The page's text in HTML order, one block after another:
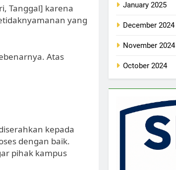
Tanggal] karena
yang
Atas
kepada
dengan baik.
pihak kampus
January 2025
December 2024
November 2024
October 2024